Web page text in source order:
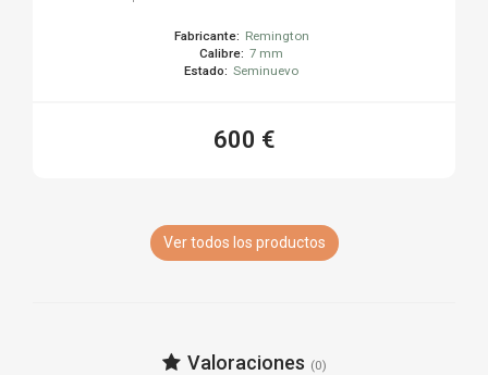
Fabricante: Remington
Calibre: 7 mm
Estado: Seminuevo
600 €
Ver todos los productos
Valoraciones (0)